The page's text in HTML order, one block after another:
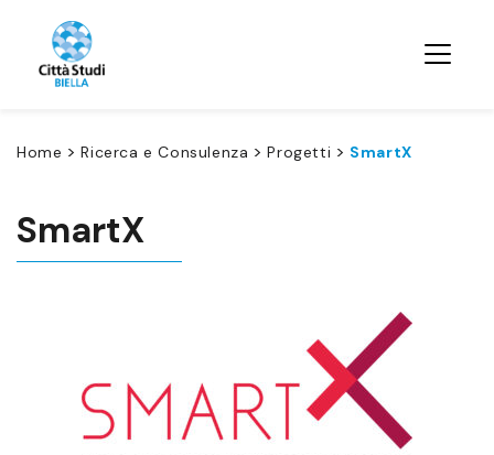
Home >Ricerca e Consulenza >Progetti > SmartX
SmartX